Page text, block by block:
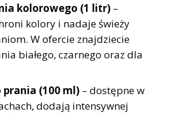
kolorowego (1 litr)–
kolory i nadaje świeży
W ofercie znajdziecie
białego, czarnego oraz dla
(100 ml)– dostępne w
dodają intensywnej